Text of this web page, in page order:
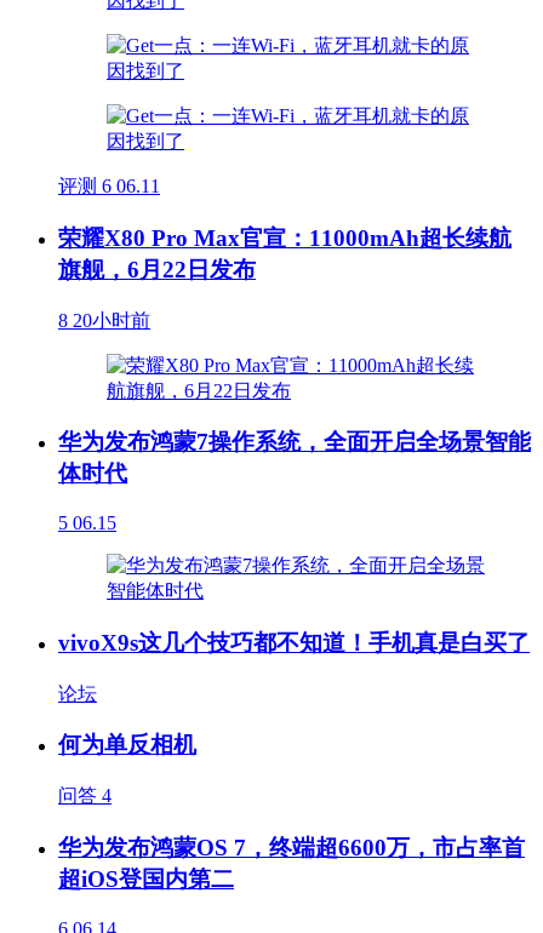
评测 6 06.11
荣耀X80 Pro Max官宣：11000mAh超长续航
旗舰，6月22日发布
8 20小时前
华为发布鸿蒙7操作系统，全面开启全场景智能
体时代
5 06.15
vivoX9s这几个技巧都不知道！手机真是白买了
论坛
何为单反相机
问答 4
华为发布鸿蒙OS 7，终端超6600万，市占率首
超iOS登国内第二
6 06.14